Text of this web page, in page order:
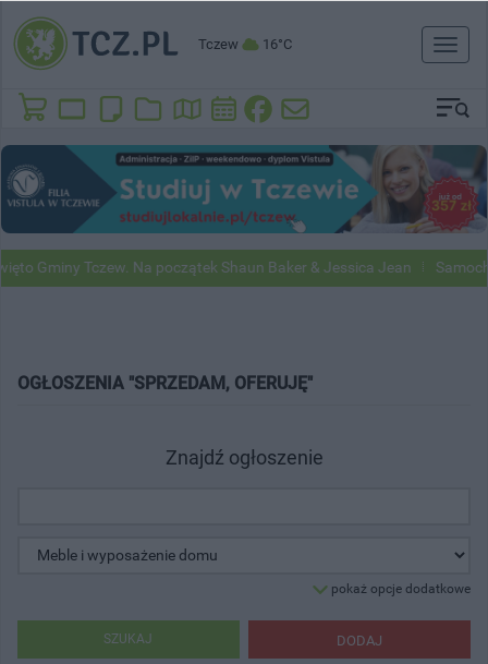
Tczew 16°C
Toggle
Gminy Tczew. Na początek Shaun Baker & Jessica Jean
OGŁOSZENIA "SPRZEDAM, OFERUJĘ"
Znajdź ogłoszenie
pokaż opcje dodatkowe
DODAJ
SZUKAJ